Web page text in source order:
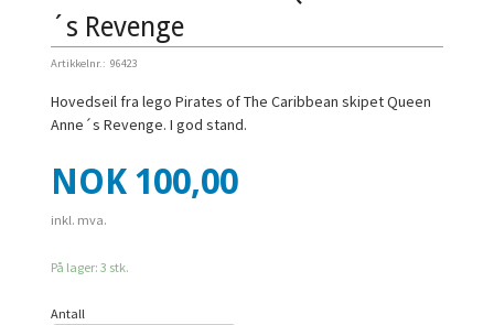
´s Revenge
Artikkelnr.: 96423
Hovedseil fra lego Pirates of The Caribbean skipet Queen
Anne´s Revenge. I god stand.
Pris
NOK 100,00
inkl. mva.
På lager: 3 stk.
Antall